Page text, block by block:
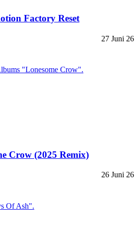
Factory Reset
27 Juni 26
Crow (2025 Remix)
26 Juni 26